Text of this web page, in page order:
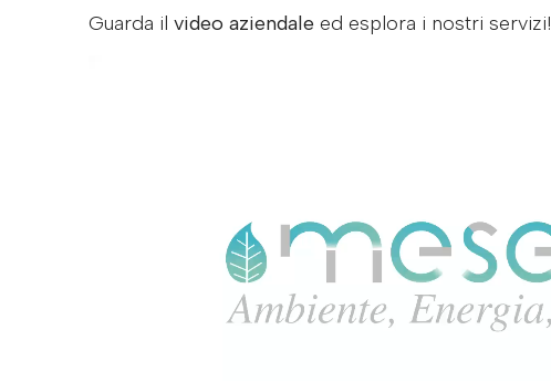
Guarda il video aziendale ed esplora i nostri servizi!